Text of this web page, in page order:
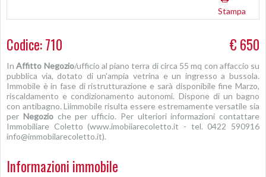
Stampa
Codice: 710 € 650
InAffitto Negozio/ufficio al piano terra di circa 55 mq con affaccio su
pubblica via, dotato di un'ampia vetrina e un ingresso a bussola.
Immobile è in fase di ristrutturazione e sarà disponibile fine Marzo,
riscaldamento e condizionamento autonomi. Dispone di un bagno
con antibagno. Lìimmobile risulta essere estremamente versatile sia
per Negozioche per ufficio. Per ulteriori informazioni contattare
Immobiliare Coletto (www.imobiiarecoletto.it - tel. 0422 590916
info@immobilarecoletto.it).
Informazioni immobile